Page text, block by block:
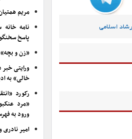
اسلامی
مریم
نامه
پاسخ
«زن و
ورایتی
خالی» به
رکورد
«مرد
ورود به
امیر